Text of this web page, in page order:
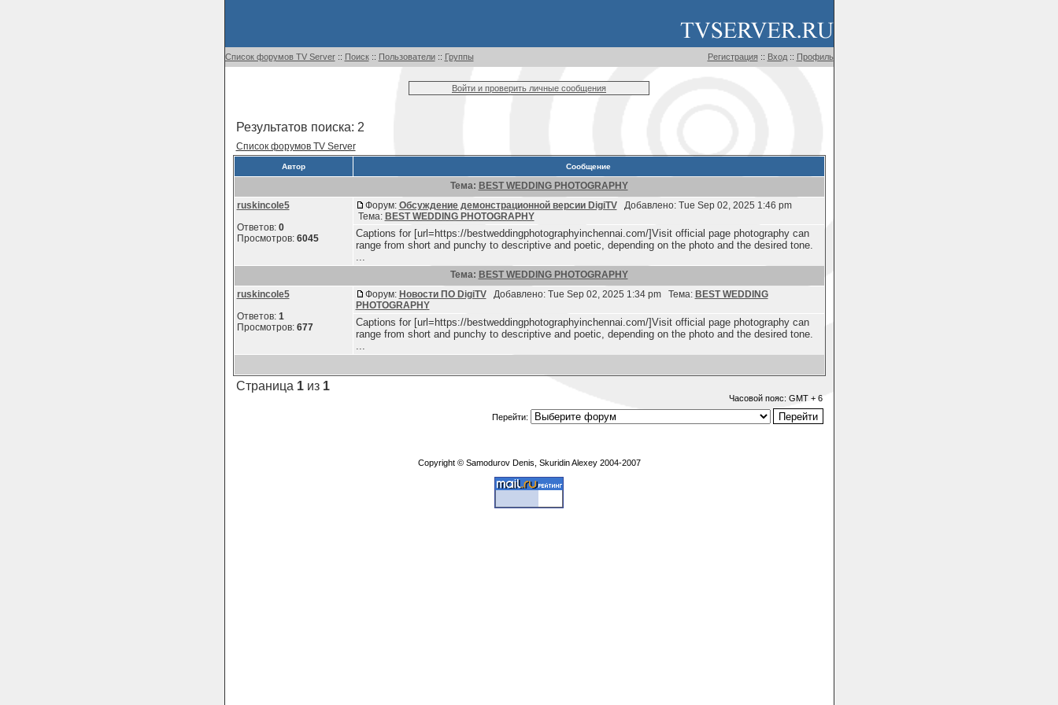
Список форумов TV Server:: Поиск:: Пользователи:: Группы Регистрация :: Вход:: Профиль
Войти и проверить личные сообщения
Результатов поиска: 2
Список форумов TV Server
Автор Сообщение
Тема: BEST WEDDING PHOTOGRAPHY
ruskincole5
Ответов: 0
Просмотров: 6045
Форум: Обсуждение демонстрационной версии DigiTVДобавлено: Tue Sep 02, 2025 1:46 pm
Тема: BEST WEDDING PHOTOGRAPHY
Captions for [url=https://bestweddingphotographyinchennai.com/]Visit official page photography can
range from short and punchy to descriptive and poetic, depending on the photo and the desired tone.
...
Тема: BEST WEDDING PHOTOGRAPHY
ruskincole5
Ответов: 1
Просмотров: 677
Форум: Новости ПО DigiTVДобавлено: Tue Sep 02, 2025 1:34 pm Тема: BEST WEDDING
PHOTOGRAPHY
Captions for [url=https://bestweddingphotographyinchennai.com/]Visit official page photography can
range from short and punchy to descriptive and poetic, depending on the photo and the desired tone.
...
Страница 1из 1
Часовой пояс: GMT + 6
Перейти:
Copyright © Samodurov Denis, Skuridin Alexey 2004-2007